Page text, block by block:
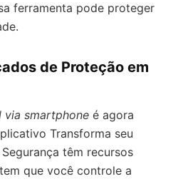
ferramenta pode proteger
de Proteção em
via smartphone é agora
Transforma seu
têm recursos
que você controle a